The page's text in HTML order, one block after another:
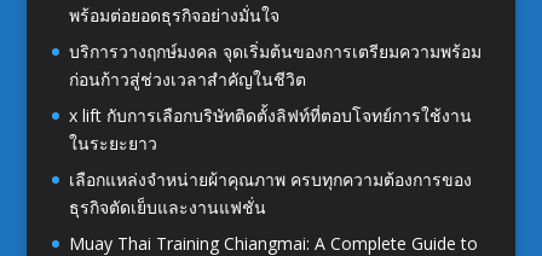
พร้อมต่อยอดธุรกิจอย่างมั่นใจ
บริการวางฤกษ์มงคล จุดเริ่มต้นของการเตรียมความพร้อม
ก่อนก้าวสู่ช่วงเวลาสำคัญในชีวิต
x lift กับการเลือกบริษัทติดตั้งลิฟท์ที่ตอบโจทย์การใช้งาน
ในระยะยาว
เลือกแหล่งจำหน่ายผ้าคุณภาพ ครบทุกความต้องการของ
ธุรกิจตัดเย็บและงานแฟชั่น
Muay Thai Training Chiangmai: A Complete Guide to